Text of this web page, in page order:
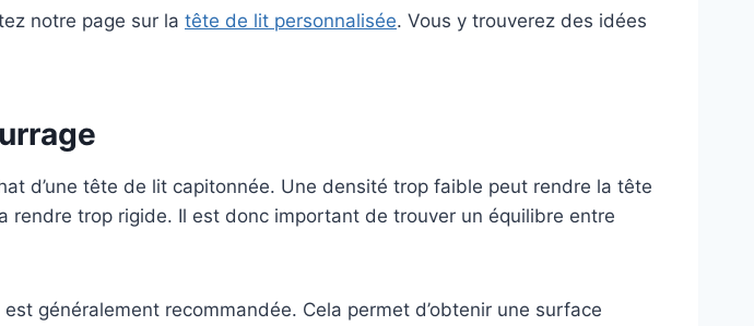
notre page sur la tête de lit personnalisée. Vous y trouverez des idées
d’une tête de lit capitonnée. Une densité trop faible peut rendre la tête
trop rigide. Il est donc important de trouver un équilibre entre
généralement recommandée. Cela permet d’obtenir une surface